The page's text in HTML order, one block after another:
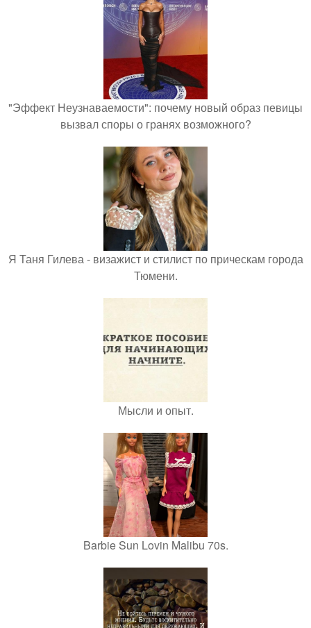
"Эффект Неузнаваемости": почему новый образ певицы
вызвал споры о гранях возможного?
Я Таня Гилева - визажист и стилист по прическам города
Тюмени.
Мысли и опыт.
Barbie Sun Lovin Malibu 70s.